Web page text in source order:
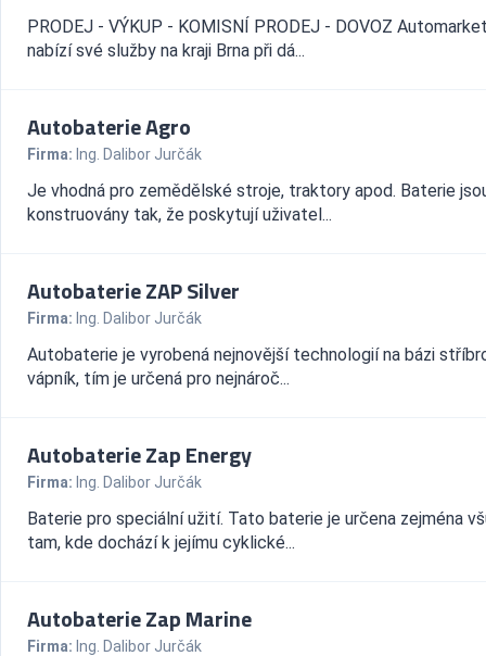
PRODEJ - VÝKUP - KOMISNÍ PRODEJ - DOVOZ
nabízí své služby na kraji Brna při dá...
Autobaterie Agro
Firma: Ing. Dalibor Jurčák
Je vhodná pro zemědělské stroje, traktory apod. Baterie
konstruovány tak, že poskytují uživatel...
Autobaterie ZAP Silver
Firma: Ing. Dalibor Jurčák
Autobaterie je vyrobená nejnovější technologií na bázi
vápník, tím je určená pro nejnároč...
Autobaterie Zap Energy
Firma: Ing. Dalibor Jurčák
Baterie pro speciální užití. Tato baterie je určena zejména
tam, kde dochází k jejímu cyklické...
Autobaterie Zap Marine
Firma: Ing. Dalibor Jurčák